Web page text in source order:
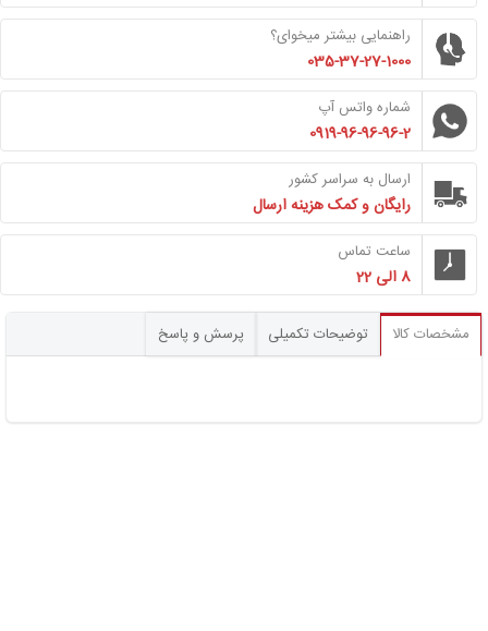
راهنمایی بیشتر میخوای؟
035-37-27-1000
شماره واتس آپ
0919-96-96-96-2
ارسال به سراسر کشور
رایگان و کمک هزینه ارسال
ساعت تماس
8 الی 22
مشخصات کالا توضیحات تکمیلی پرسش و پاسخ